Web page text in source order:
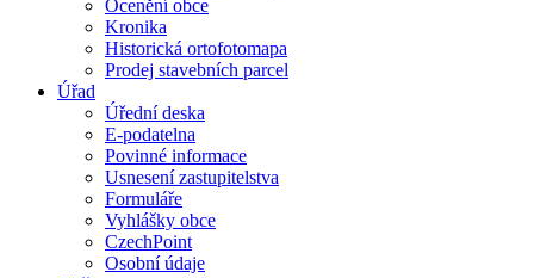
Ocenění obce
Kronika
Historická ortofotomapa
Prodej stavebních parcel
Úřad
Úřední deska
E-podatelna
Povinné informace
Usnesení zastupitelstva
Formuláře
Vyhlášky obce
CzechPoint
Osobní údaje